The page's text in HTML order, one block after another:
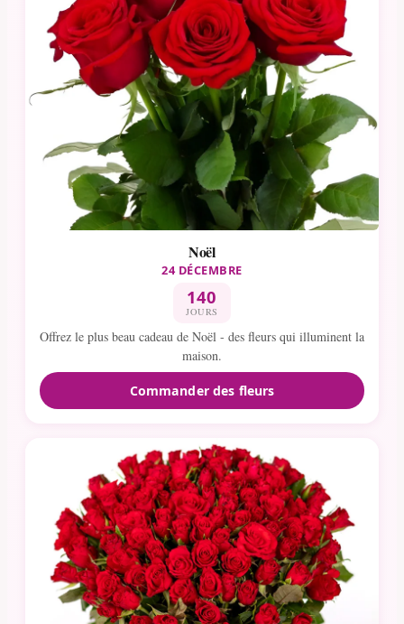
Noël
24 DÉCEMBRE
140
JOURS
Offrez le plus beau cadeau de Noël - des fleurs qui illuminent la
maison.
Commander des fleurs